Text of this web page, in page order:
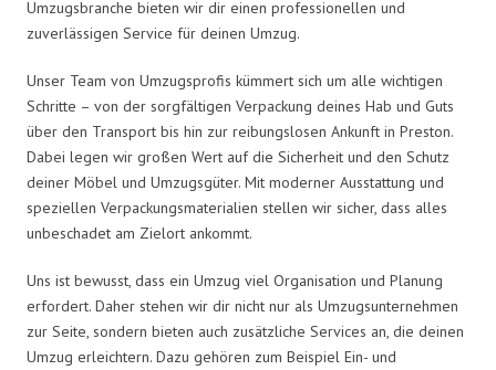
Umzugsbranche bieten wir dir einen professionellen und
zuverlässigen Service für deinen Umzug.
Unser Team von Umzugsprofis kümmert sich um alle wichtigen
Schritte – von der sorgfältigen Verpackung deines Hab und Guts
über den Transport bis hin zur reibungslosen Ankunft in Preston.
Dabei legen wir großen Wert auf die Sicherheit und den Schutz
deiner Möbel und Umzugsgüter. Mit moderner Ausstattung und
speziellen Verpackungsmaterialien stellen wir sicher, dass alles
unbeschadet am Zielort ankommt.
Uns ist bewusst, dass ein Umzug viel Organisation und Planung
erfordert. Daher stehen wir dir nicht nur als Umzugsunternehmen
zur Seite, sondern bieten auch zusätzliche Services an, die deinen
Umzug erleichtern. Dazu gehören zum Beispiel Ein- und